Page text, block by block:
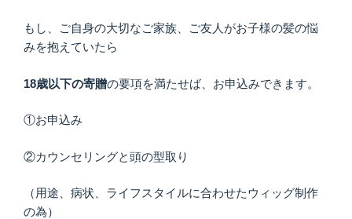
もし、ご自身の大切なご家族、ご友人がお子様の髪の悩
みを抱えていたら
18歳以下の寄贈の要項を満たせば、お申込みできます。
①お申込み
②カウンセリングと頭の型取り
（用途、病状、ライフスタイルに合わせたウィッグ制作
の為）